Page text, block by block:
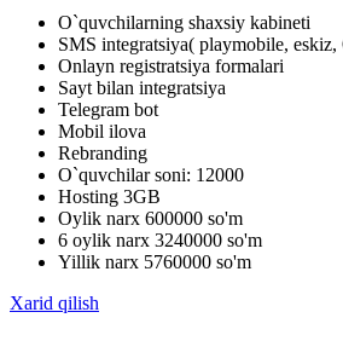
O`quvchilarning shaxsiy kabineti
SMS integratsiya( playmobile,
Onlayn registratsiya formalari
Sayt bilan integratsiya
Telegram bot
Mobil ilova
Rebranding
O`quvchilar soni: 12000
Hosting 3GB
Oylik narx 600000 so'm
6 oylik narx 3240000 so'm
Yillik narx 5760000 so'm
Xarid qilish